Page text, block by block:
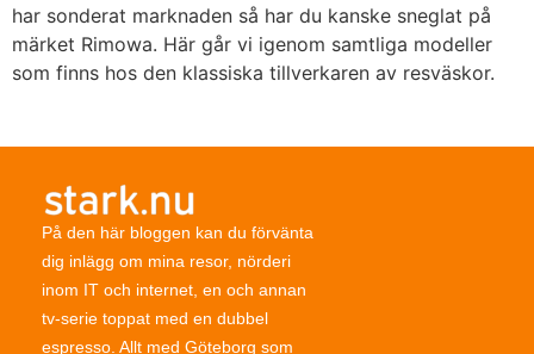
har sonderat marknaden så har du kanske sneglat på
märket Rimowa. Här går vi igenom samtliga modeller
som finns hos den klassiska tillverkaren av resväskor.
På den här bloggen kan du förvänta
dig inlägg om mina resor, nörderi
inom IT och internet, en och annan
tv-serie toppat med en dubbel
espresso. Allt med Göteborg som